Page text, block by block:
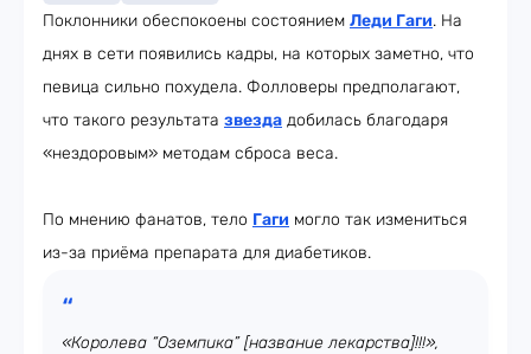
Поклонники обеспокоены состоянием Леди Гаги. На
днях в сети появились кадры, на которых заметно, что
певица сильно похудела. Фолловеры предполагают,
что такого результата звезда добилась благодаря
«нездоровым» методам сброса веса.
По мнению фанатов, тело Гаги могло так измениться
из-за приёма препарата для диабетиков.
«Королева “Оземпика” [название лекарства]!!!»,